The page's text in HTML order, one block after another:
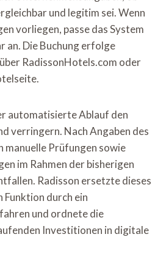
und legitim sei. Wenn
vorliegen, passe das System
an. Die Buchung erfolge
RadissonHotels.com oder
automatisierte Ablauf den
verringern. Nach Angaben des
manuelle Prüfungen sowie
im Rahmen der bisherigen
Radisson ersetzte dieses
Funktion durch ein
und ordnete die
Investitionen in digitale